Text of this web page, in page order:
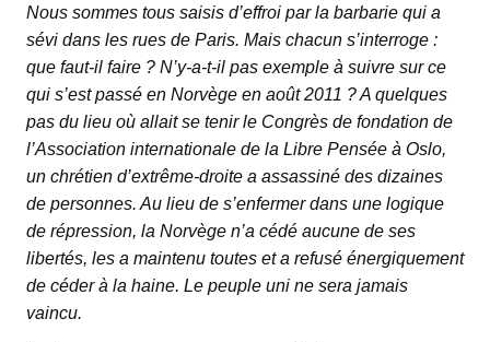
Nous sommes tous saisis d’effroi par la barbarie qui a
sévi dans les rues de Paris. Mais chacun s’interroge :
que faut-il faire ? N’y-a-t-il pas exemple à suivre sur ce
qui s’est passé en Norvège en août 2011 ? A quelques
pas du lieu où allait se tenir le Congrès de fondation de
l’Association internationale de la Libre Pensée à Oslo,
un chrétien d’extrême-droite a assassiné des dizaines
de personnes. Au lieu de s’enfermer dans une logique
de répression, la Norvège n’a cédé aucune de ses
libertés, les a maintenu toutes et a refusé énergiquement
de céder à la haine. Le peuple uni ne sera jamais
vaincu.